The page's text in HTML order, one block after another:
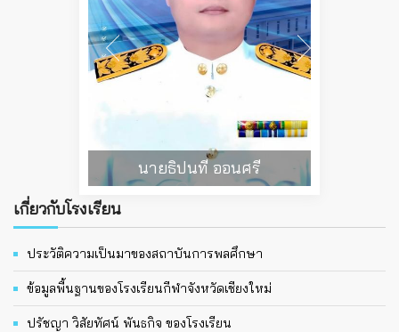
นายธิปนที ออนศรี
เกี่ยวกับโรงเรียน
ประวัติความเป็นมาของสถาบันการพลศึกษา
ข้อมูลพื้นฐานของโรงเรียนกีฬาจังหวัดเชียงใหม่
ปรัชญา วิสัยทัศน์ พันธกิจ ของโรงเรียน